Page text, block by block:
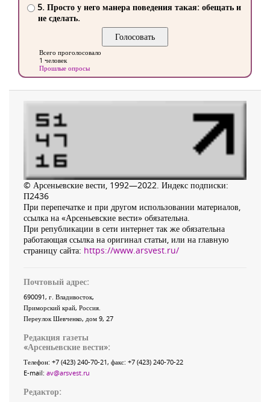
5. Просто у него манера поведения такая: обещать и
не сделать.
Всего проголосовало
1 человек
Прошлые опросы
© Арсеньевские вести, 1992—2022. Индекс подписки:
П2436
При перепечатке и при другом использовании материалов,
ссылка на «Арсеньевские вести» обязательна.
При републикации в сети интернет так же обязательна
работающая ссылка на оригинал статьи, или на главную
страницу сайта: https://www.arsvest.ru/
Почтовый адрес:
690091, г. Владивосток,
Приморский край, Россия
Переулок Шевченко, дом 9, 27
Редакция газеты
«Арсеньевские вести»:
Телефон: +7 (423) 240-70-21, факс: +7 (423) 240-70-22
E-mail: av@arsvest.ru
Редактор: